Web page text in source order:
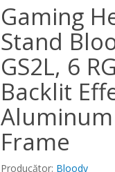
Gaming
Stand
GS2L, 6
Backlit
Frame
Producător: Bloody